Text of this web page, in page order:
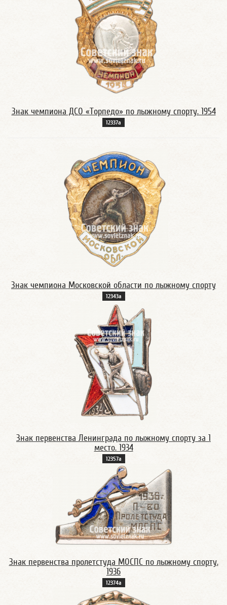
Знак чемпиона ДСО «Торпедо» по лыжному спорту. 1954
12337а
Знак чемпиона Московской области по лыжному спорту
12343а
Знак первенства Ленинграда по лыжному спорту за 1
место. 1934
12357а
Знак первенства пролетстуда МОСПС по лыжному спорту.
1936
12374а